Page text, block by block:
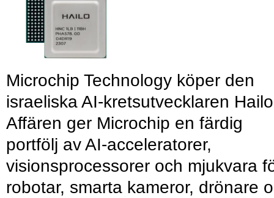
Microchip Technology köper den
israeliska AI-kretsutvecklaren
Affären ger Microchip en färdig
portfölj av AI-acceleratorer,
visionsprocessorer och mjukvara
robotar, smarta kameror, drönare